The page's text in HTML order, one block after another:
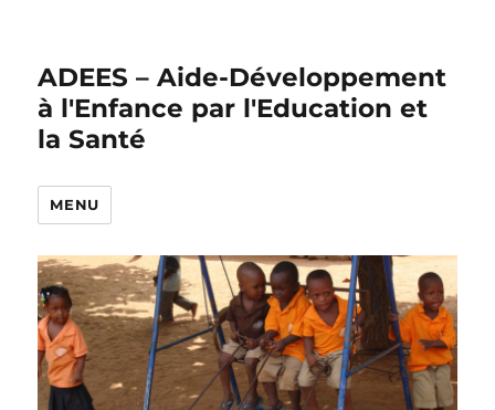
ADEES – Aide-Développement
à l'Enfance par l'Education et
la Santé
MENU